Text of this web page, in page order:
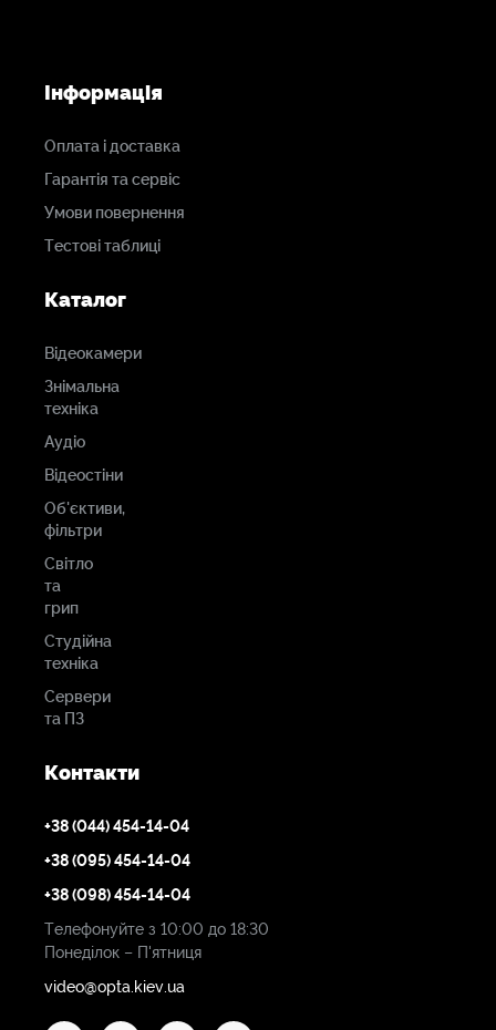
Інформація
Оплата і доставка
Гарантія та сервіс
Умови повернення
Тестові таблиці
Каталог
Відеокамери
Знімальна
техніка
Аудіо
Відеостіни
Об'єктиви,
фільтри
Світло
та
грип
Студійна
техніка
Сервери
та ПЗ
Контакти
+38 (044) 454-14-04
+38 (095) 454-14-04
+38 (098) 454-14-04
Телефонуйте з 10:00 до 18:30
Понеділок – П'ятниця
video@opta.kiev.ua